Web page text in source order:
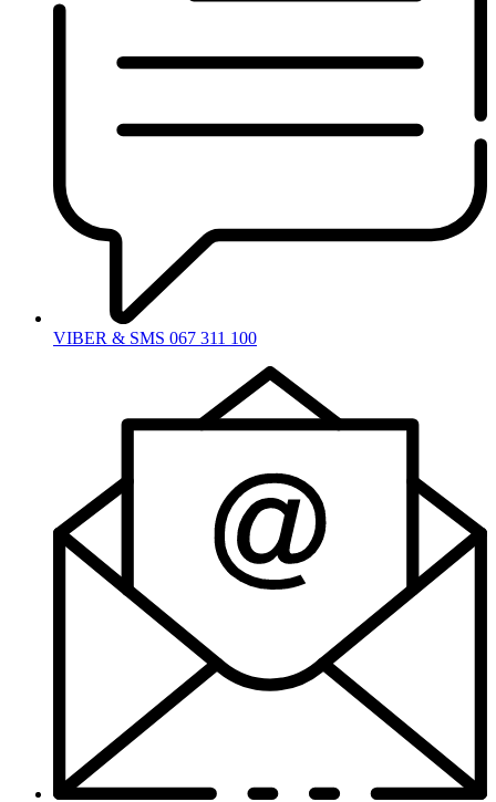
VIBER & SMS 067 311 100